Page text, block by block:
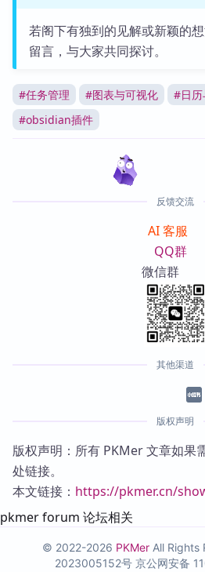
若阁下有独到的见解或新颖的
留言，与大家共同探讨。
#任务管理 #图表与可视化 #日
#obsidian插件
反馈交流
AI 客服
QQ群
微信群
其他渠道
版权声明
版权声明：所有 PKMer 文章如果
处链接。
本文链接： https://pkmer.cn/
pkmer forum 论坛相关
© 2022-2026 PKMer All
2023005152号 京公网安备